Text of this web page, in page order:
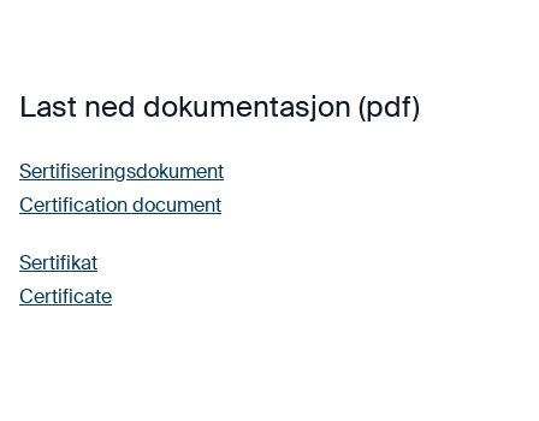
Last ned dokumentasjon (pdf)
Sertifiseringsdokument
Certification document
Sertifikat
Certificate